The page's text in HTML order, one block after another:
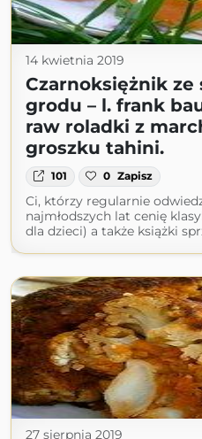
14 kwietnia 2019
Czarnoksiężnik
grodu – l. frank
raw roladki z
groszku tahini.
101 0 Zapisz
Ci, którzy regularnie
najmłodszych lat cenię
dla dzieci) a także książki
27 sierpnia 2019